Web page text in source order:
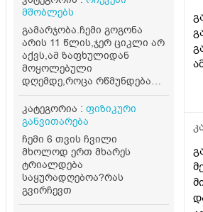
ვერ გავუკეთებ
გავუზომეთ და ისევ
იმდენიაქ სიცხე,როგორ
მოვიქცეთ?
მშობლებს
გამარჯობა.ჩემი გოგონა
არის 11 წლის,ჯერ ციკლი არ
აქვს,ამ ზაფხულიდან
მოყოლებული
დღემდე,როცა რწმუნდება
რომ გვძინავს ყველას
მასტურბირებს ხშირად,ერთ
ოთახში გვძინავს,უბრალოდ
გამოსაალი არაა,ძალიან
ბევრჯერ ველაპარაკე
მშვიდად,უკვე ყელში რომ
ამომივიდა ყვირილზე
გადავედი,არასასიამოვნოა
მისი ეს ქცევა.. მივიღებ
კატეგორია : ფიზიკური
განვითარება
ჩემი 6 თვის ჩვილი
მხოლოდ ერთ მხარეს
ტრიალდება
საყურადღებოა?რას
გვირჩევთ